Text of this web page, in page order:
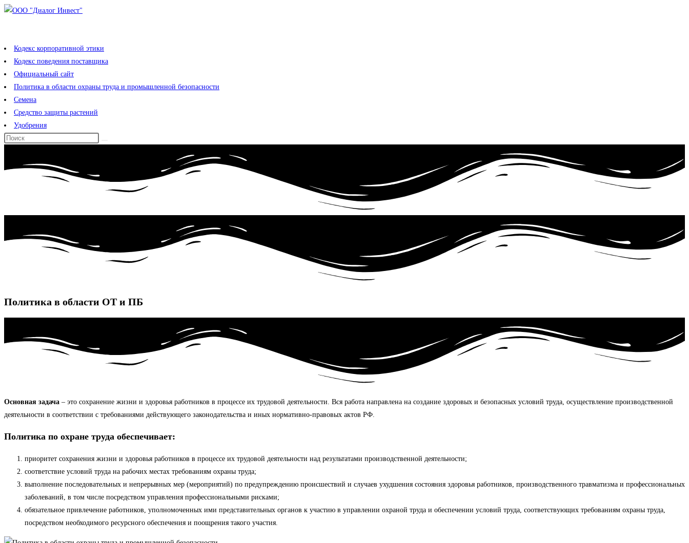
Перейти
Кодекс корпоративной этики
Кодекс поведения поставщика
Официальный сайт
Политика в области охраны труда и промышленной безопасности
Семена
Средство защиты растений
Удобрения
Политика в области ОТ и ПБ
Основная задача – это сохранение жизни и здоровья работников в процессе их трудовой деятельности. Вся работа направлена на создание здоровых и безопасных условий труда, осуществление производственной
деятельности в соответствии с требованиями действующего законодательства и иных нормативно-правовых актов РФ.
Политика по охране труда обеспечивает:
приоритет сохранения жизни и здоровья работников в процессе их трудовой деятельности над результатами производственной деятельности;
соответствие условий труда на рабочих местах требованиям охраны труда;
выполнение последовательных и непрерывных мер (мероприятий) по предупреждению происшествий и случаев ухудшения состояния здоровья работников, производственного травматизма и профессиональных
заболеваний, в том числе посредством управления профессиональными рисками;
обязательное привлечение работников, уполномоченных ими представительных органов к участию в управлении охраной труда и обеспечении условий труда, соответствующих требованиям охраны труда,
посредством необходимого ресурсного обеспечения и поощрения такого участия.